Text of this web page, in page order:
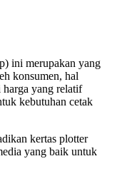
ini merupakan yang
konsumen, hal
harga yang relatif
kebutuhan cetak
kertas plotter
yang baik untuk